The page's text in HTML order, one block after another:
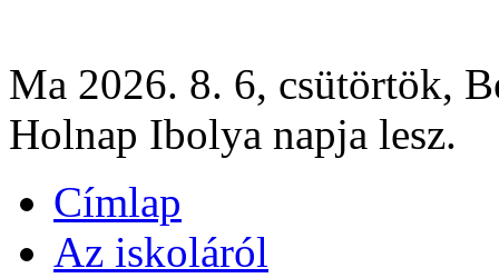
Ma 2026. 8. 6, csütörtök,
Holnap Ibolya napja lesz.
Címlap
Az iskoláról